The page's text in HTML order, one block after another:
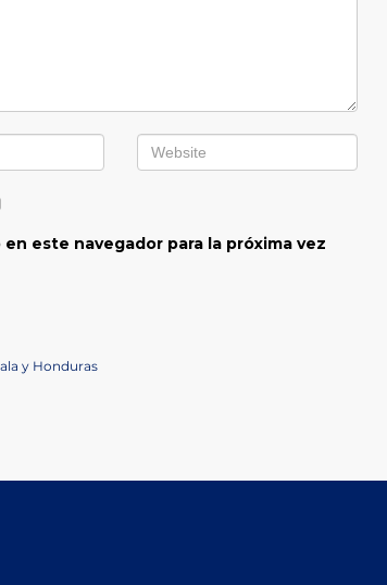
este navegador para la próxima vez
y Honduras